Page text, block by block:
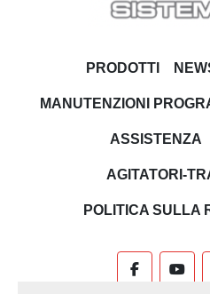
PRODOTTI
MANUTENZIONI
ASSISTENZA
AGITATORI-
POLITICA SULLA
facebook